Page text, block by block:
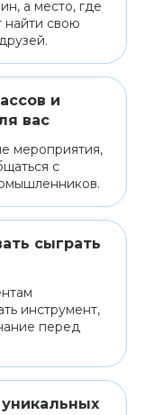
а место, где
свою
и
вас
мероприятия,
с
сыграть
инструмент,
перед